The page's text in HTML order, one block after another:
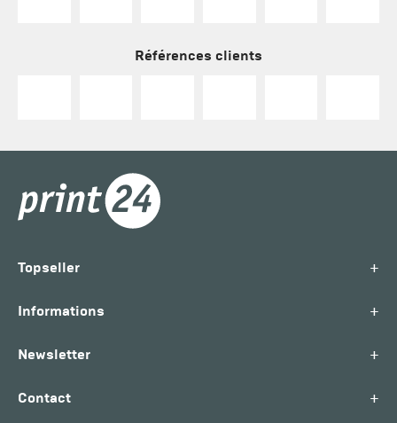
Références clients
Topseller +
Informations +
Newsletter +
Contact +